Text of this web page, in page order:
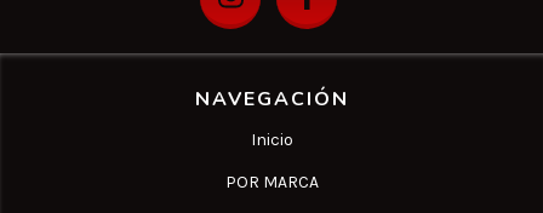
NAVEGACIÓN
Inicio
POR MARCA